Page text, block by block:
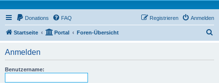
Donations FAQ Anmelden
Registrieren
Startseite Portal Foren-Übersicht
Anmelden
Benutzername: